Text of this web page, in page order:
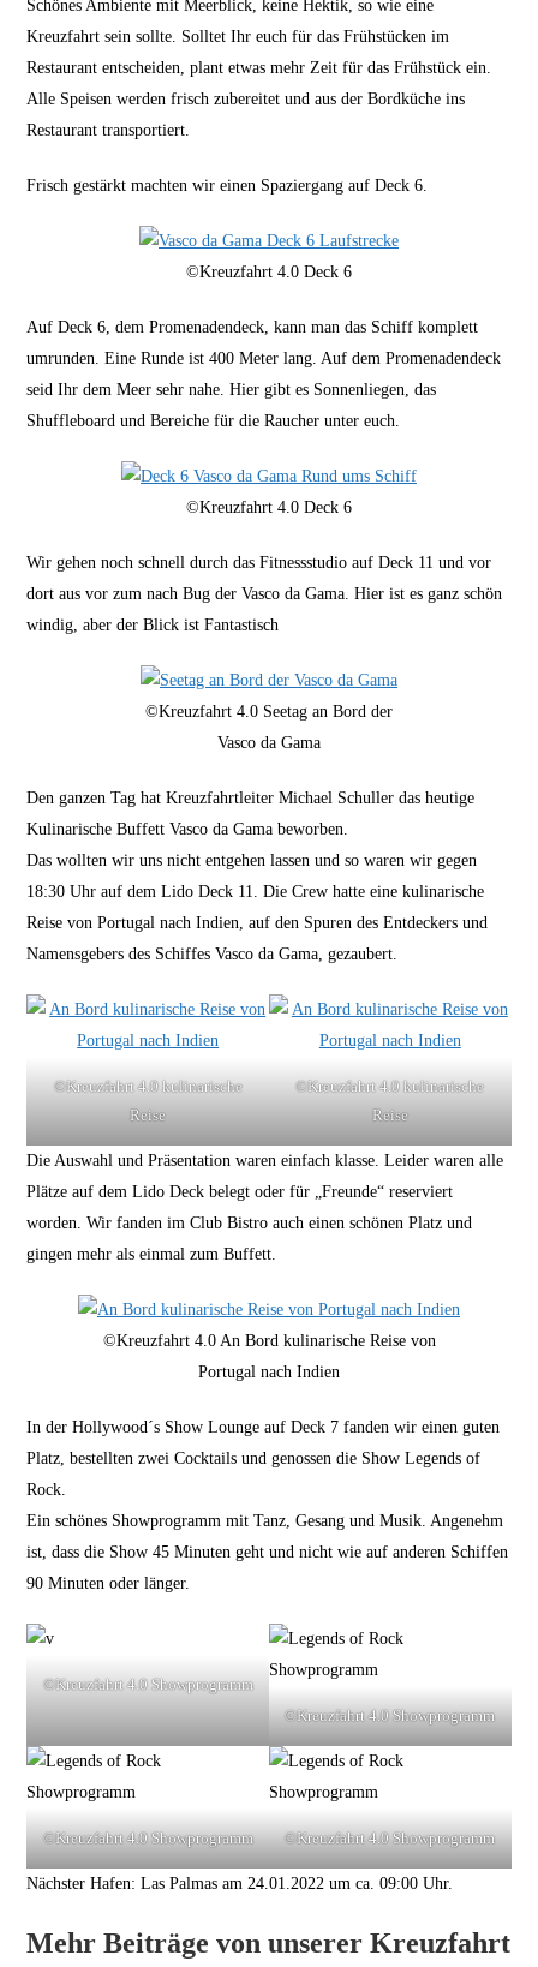
Schönes Ambiente mit Meerblick, keine Hektik, so wie eine
Kreuzfahrt sein sollte. Solltet Ihr euch für das Frühstücken im
Restaurant entscheiden, plant etwas mehr Zeit für das Frühstück ein.
Alle Speisen werden frisch zubereitet und aus der Bordküche ins
Restaurant transportiert.
Frisch gestärkt machten wir einen Spaziergang auf Deck 6.
©Kreuzfahrt 4.0 Deck 6
Auf Deck 6, dem Promenadendeck, kann man das Schiff komplett
umrunden. Eine Runde ist 400 Meter lang. Auf dem Promenadendeck
seid Ihr dem Meer sehr nahe. Hier gibt es Sonnenliegen, das
Shuffleboard und Bereiche für die Raucher unter euch.
©Kreuzfahrt 4.0 Deck 6
Wir gehen noch schnell durch das Fitnessstudio auf Deck 11 und vor
dort aus vor zum nach Bug der Vasco da Gama. Hier ist es ganz schön
windig, aber der Blick ist Fantastisch
©Kreuzfahrt 4.0 Seetag an Bord der
Vasco da Gama
Den ganzen Tag hat Kreuzfahrtleiter Michael Schuller das heutige
Kulinarische Buffett Vasco da Gama beworben.
Das wollten wir uns nicht entgehen lassen und so waren wir gegen
18:30 Uhr auf dem Lido Deck 11. Die Crew hatte eine kulinarische
Reise von Portugal nach Indien, auf den Spuren des Entdeckers und
Namensgebers des Schiffes Vasco da Gama, gezaubert.
©Kreuzfahrt 4.0 kulinarische
Reise
©Kreuzfahrt 4.0 kulinarische
Reise
Die Auswahl und Präsentation waren einfach klasse. Leider waren alle
Plätze auf dem Lido Deck belegt oder für „Freunde“ reserviert
worden. Wir fanden im Club Bistro auch einen schönen Platz und
gingen mehr als einmal zum Buffett.
©Kreuzfahrt 4.0 An Bord kulinarische Reise von
Portugal nach Indien
In der Hollywood´s Show Lounge auf Deck 7 fanden wir einen guten
Platz, bestellten zwei Cocktails und genossen die Show Legends of
Rock.
Ein schönes Showprogramm mit Tanz, Gesang und Musik. Angenehm
ist, dass die Show 45 Minuten geht und nicht wie auf anderen Schiffen
90 Minuten oder länger.
©Kreuzfahrt 4.0 Showprogramm
©Kreuzfahrt 4.0 Showprogramm
©Kreuzfahrt 4.0 Showprogramm ©Kreuzfahrt 4.0 Showprogramm
Nächster Hafen: Las Palmas am 24.01.2022 um ca. 09:00 Uhr.
Mehr Beiträge von unserer Kreuzfahrt